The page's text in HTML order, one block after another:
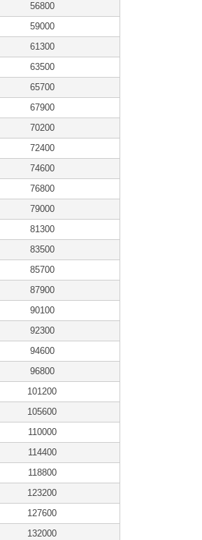
56800
59000
61300
63500
65700
67900
70200
72400
74600
76800
79000
81300
83500
85700
87900
90100
92300
94600
96800
101200
105600
110000
114400
118800
123200
127600
132000